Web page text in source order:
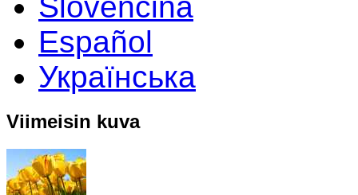
Español
Українська
Viimeisin kuva